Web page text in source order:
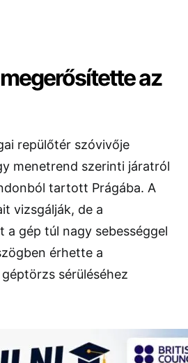
az
repülőtér szóvivője
menetrend szerinti járatról
tartott Prágába. A
vizsgálják, de a
a gép túl nagy sebességgel
érhette a
sérüléséhez